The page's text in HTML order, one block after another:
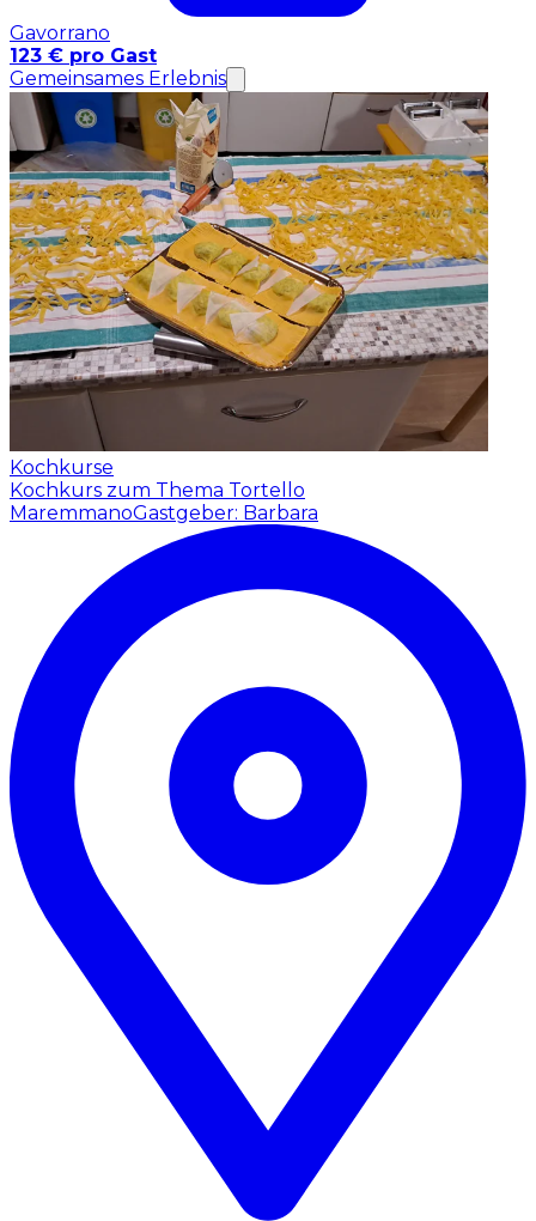
Gavorrano
123 € pro Gast
Gemeinsames Erlebnis
Kochkurse
Kochkurs zum Thema Tortello
MaremmanoGastgeber: Barbara